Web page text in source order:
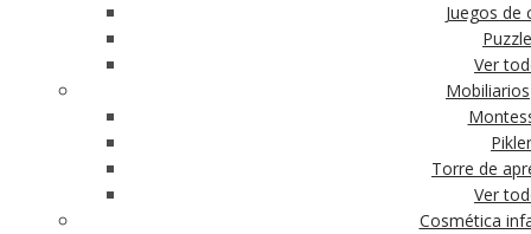
Juegos de
Ver
Mobiliarios
Pikler
Torre de
Ver
Cosmética